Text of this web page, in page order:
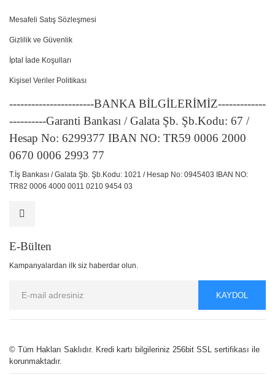
Mesafeli Satış Sözleşmesi
Gizlilik ve Güvenlik
İptal İade Koşulları
Kişisel Veriler Politikası
-----------------------BANKA BİLGİLERİMİZ-------------
----------Garanti Bankası / Galata Şb. Şb.Kodu: 67 /
Hesap No: 6299377 IBAN NO: TR59 0006 2000
0670 0006 2993 77
T.İş Bankası / Galata Şb. Şb.Kodu: 1021 / Hesap No: 0945403 IBAN NO:
TR82 0006 4000 0011 0210 9454 03
E-Bülten
Kampanyalardan ilk siz haberdar olun.
KAYDOL
© Tüm Hakları Saklıdır. Kredi kartı bilgileriniz 256bit SSL sertifikası ile
korunmaktadır.